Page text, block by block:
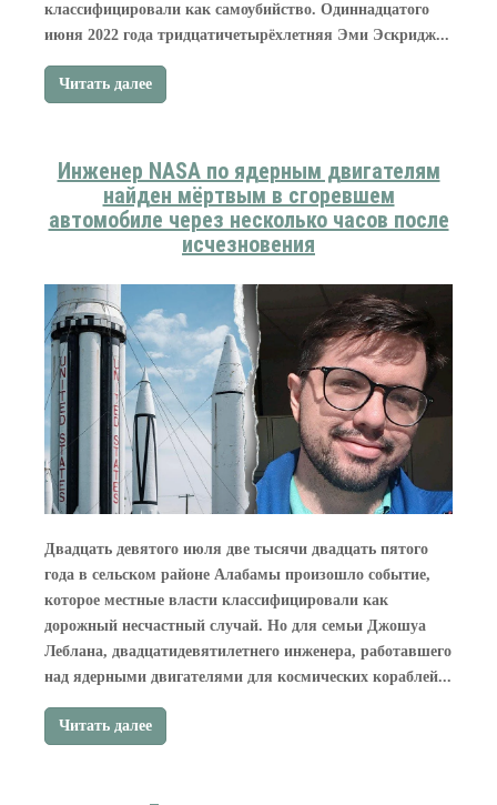
классифицировали как самоубийство. Одиннадцатого
июня 2022 года тридцатичетырёхлетняя Эми Эскридж...
Читать далее
Инженер NASA по ядерным двигателям
найден мёртвым в сгоревшем
автомобиле через несколько часов после
исчезновения
Двадцать девятого июля две тысячи двадцать пятого
года в сельском районе Алабамы произошло событие,
которое местные власти классифицировали как
дорожный несчастный случай. Но для семьи Джошуа
Леблана, двадцатидевятилетнего инженера, работавшего
над ядерными двигателями для космических кораблей...
Читать далее